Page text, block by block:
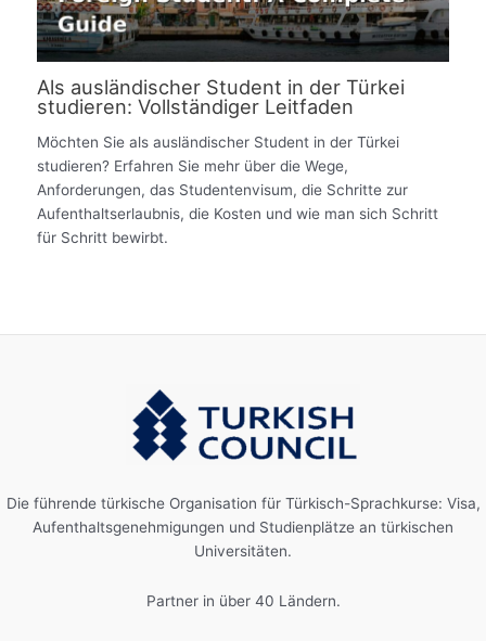
Als ausländischer Student in der Türkei
studieren: Vollständiger Leitfaden
Möchten Sie als ausländischer Student in der Türkei
studieren? Erfahren Sie mehr über die Wege,
Anforderungen, das Studentenvisum, die Schritte zur
Aufenthaltserlaubnis, die Kosten und wie man sich Schritt
für Schritt bewirbt.
Die führende türkische Organisation für Türkisch-Sprachkurse: Visa,
Aufenthaltsgenehmigungen und Studienplätze an türkischen
Universitäten.
Partner in über 40 Ländern.